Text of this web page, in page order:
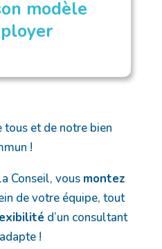
modèle
tous et de notre bien
!
Conseil, vous montez
de votre équipe, tout
d’un consultant
!